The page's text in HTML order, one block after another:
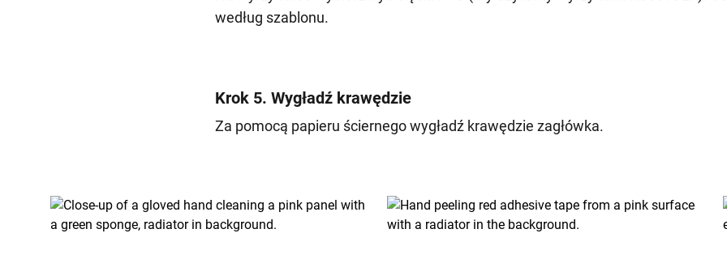
według szablonu.
Krok 5. Wygładź krawędzie
Za pomocą papieru ściernego wygładź krawędzie zagłówka.